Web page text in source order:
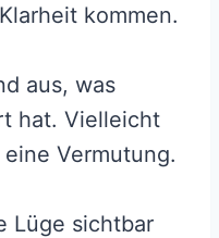
kommen.
aus, was
hat. Vielleicht
Vermutung.
Lüge sichtbar